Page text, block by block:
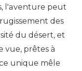
l'aventure peut
des
du désert, et
vue, prêtes à
unique mêle